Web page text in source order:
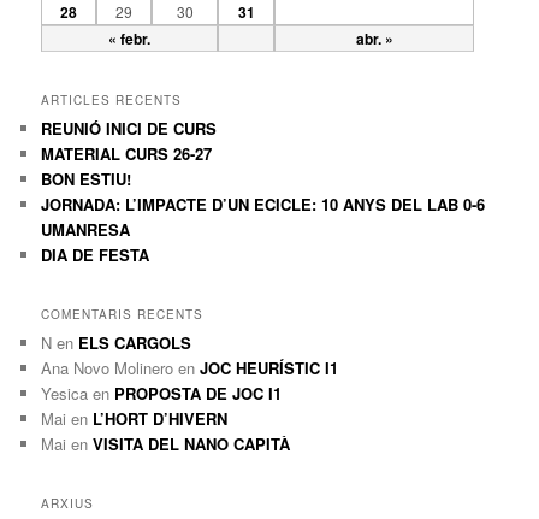
« febr. abr. »
28 29 30 31
ARTICLES RECENTS
REUNIÓ INICI DE CURS
MATERIAL CURS 26-27
BON ESTIU!
JORNADA: L’IMPACTE D’UN ECICLE: 10 ANYS DEL LAB 0-6
UMANRESA
DIA DE FESTA
COMENTARIS RECENTS
N en ELS CARGOLS
Ana Novo Molinero enJOC HEURÍSTIC I1
Yesica en PROPOSTA DE JOC I1
Mai en L’HORT D’HIVERN
Mai enVISITA DEL NANO CAPITÀ
ARXIUS